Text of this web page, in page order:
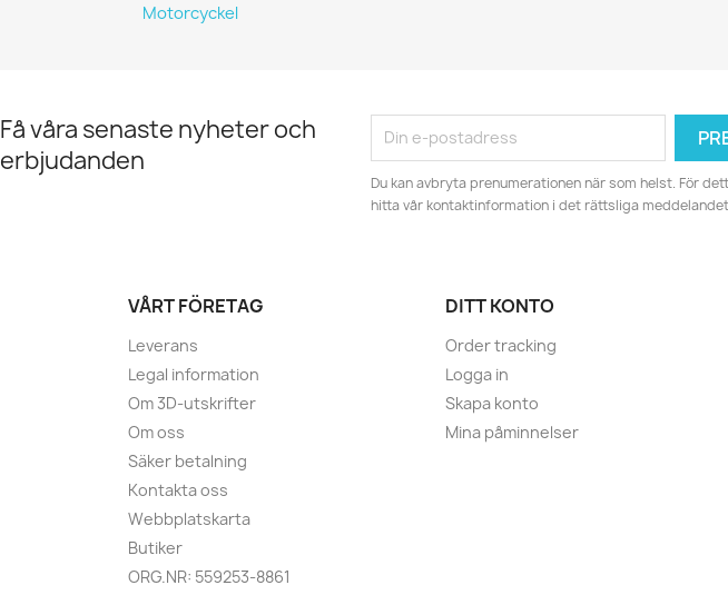
Motorcyckel
Få våra senaste nyheter och
erbjudanden
Du kan avbryta prenumerationen när som helst. För
hitta vår kontaktinformation i det rättsliga
VÅRT FÖRETAG
Leverans
Legal information
Om 3D-utskrifter
Om oss
Säker betalning
Kontakta oss
Webbplatskarta
Butiker
ORG.NR: 559253-8861
DITT KONTO
Order tracking
Logga in
Skapa konto
Mina påminnelser